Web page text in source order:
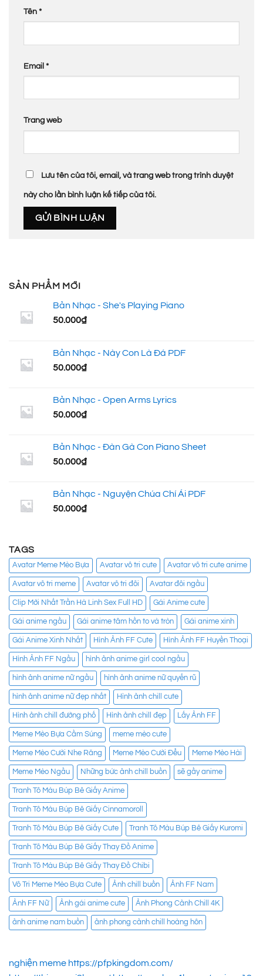
Tên *
Email *
Trang web
Lưu tên của tôi, email, và trang web trong trình duyệt
này cho lần bình luận kế tiếp của tôi.
SẢN PHẨM MỚI
Bản Nhạc - She's Playing Piano
50.000₫
Bản Nhạc - Này Con Là Đá PDF
50.000₫
Bản Nhạc - Open Arms Lyrics
50.000₫
Bản Nhạc - Đàn Gà Con Piano Sheet
50.000₫
Bản Nhạc - Nguyện Chúa Chí Ái PDF
50.000₫
TAGS
Avatar Meme Mèo Bựa Avatar vô tri cute Avatar vô tri cute anime
Avatar vô tri meme Avatar vô tri đôi Avatar đôi ngầu
Clip Mới Nhất Trần Hà Linh Sex Full HD Gái Anime cute
Gái anime ngầu Gái anime tâm hồn to và tròn Gái anime xinh
Gái Anime Xinh Nhất Hình Ảnh FF Cute Hình Ảnh FF Huyền Thoại
Hình Ảnh FF Ngầu hình ảnh anime girl cool ngầu
hình ảnh anime nữ ngầu hình ảnh anime nữ quyến rũ
hình ảnh anime nữ đẹp nhất Hình ảnh chill cute
Hình ảnh chill đường phố Hình ảnh chill đẹp Lấy Ảnh FF
Meme Mèo Bựa Cầm Súng meme mèo cute
Meme Mèo Cười Nhe Răng Meme Mèo Cười Đểu Meme Mèo Hài
Meme Mèo Ngầu Những bức ảnh chill buồn sẽ gầy anime
Tranh Tô Màu Búp Bê Giấy Anime
Tranh Tô Màu Búp Bê Giấy Cinnamoroll
Tranh Tô Màu Búp Bê Giấy Cute Tranh Tô Màu Búp Bê Giấy Kuromi
Tranh Tô Màu Búp Bê Giấy Thay Đồ Anime
Tranh Tô Màu Búp Bê Giấy Thay Đồ Chibi
Vô Tri Meme Mèo Bựa Cute Ảnh chill buồn Ảnh FF Nam
Ảnh FF Nữ Ảnh gái anime cute Ảnh Phong Cảnh Chill 4K
ảnh anime nam buồn ảnh phong cảnh chill hoàng hôn
nghiện meme https://pfpkingdom.com/